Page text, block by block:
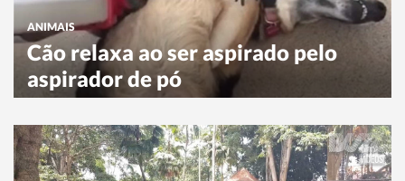
ANIMAIS
Cão relaxa ao ser aspirado pelo
aspirador de pó